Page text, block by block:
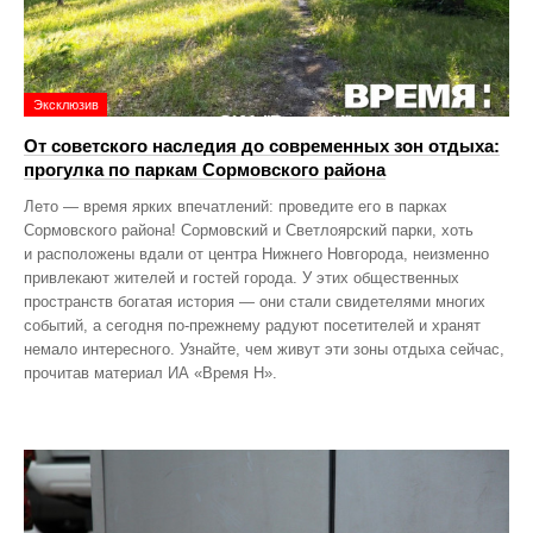
Эксклюзив
От советского наследия до современных зон отдыха:
прогулка по паркам Сормовского района
Лето — время ярких впечатлений: проведите его в парках
Сормовского района! Сормовский и Светлоярский парки, хоть
и расположены вдали от центра Нижнего Новгорода, неизменно
привлекают жителей и гостей города. У этих общественных
пространств богатая история — они стали свидетелями многих
событий, а сегодня по‑прежнему радуют посетителей и хранят
немало интересного. Узнайте, чем живут эти зоны отдыха сейчас,
прочитав материал ИА «Время Н».